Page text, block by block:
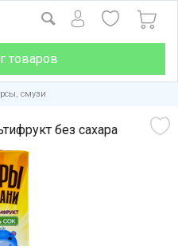
товаров
смузи
без сахара